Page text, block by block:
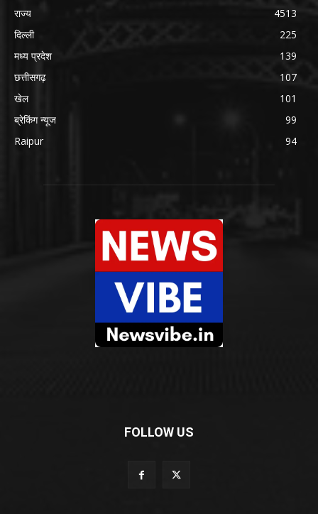
राज्य
4513
दिल्ली
225
मध्य प्रदेश
139
छत्तीसगढ़
107
खेल
101
ब्रेकिंग न्यूज
99
Raipur
94
FOLLOW US